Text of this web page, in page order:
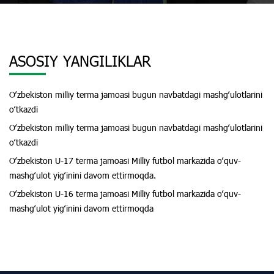
ASOSIY YANGILIKLAR
Oʻzbekiston milliy terma jamoasi bugun navbatdagi mashgʻulotlarini
oʻtkazdi
Oʻzbekiston milliy terma jamoasi bugun navbatdagi mashgʻulotlarini
oʻtkazdi
Oʻzbekiston U-17 terma jamoasi Milliy futbol markazida oʻquv-
mashgʻulot yigʻinini davom ettirmoqda.
Oʻzbekiston U-16 terma jamoasi Milliy futbol markazida oʻquv-
mashgʻulot yigʻinini davom ettirmoqda